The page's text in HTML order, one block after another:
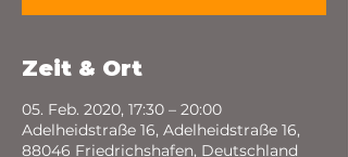
Zeit & Ort
05. Feb. 2020, 17:30 – 20:00
Adelheidstraße 16, Adelheidstraße 16,
88046 Friedrichshafen, Deutschland